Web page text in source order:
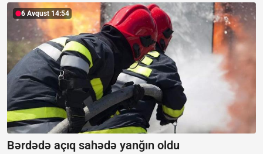
6 Avqust 14:54
Bərdədə açıq sahədə yanğın oldu